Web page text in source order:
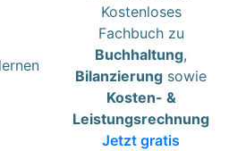
Kostenloses
Fachbuch zu
Buchhaltung,
Bilanzierung sowie
Kosten- &
Leistungsrechnung
Jetzt gratis